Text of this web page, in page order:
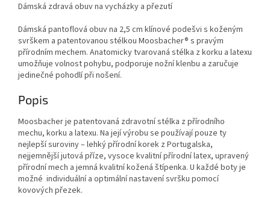
Dámská zdravá obuv na vycházky a přezutí
Dámská pantoflová obuv na 2,5 cm klínové podešvi s koženým
svrškem a patentovanou stélkou Moosbacher® s pravým
přírodním mechem. Anatomicky tvarovaná stélka z korku a latexu
umožňuje volnost pohybu, podporuje nožní klenbu a zaručuje
jedinečné pohodlí při nošení.
Popis
Moosbacher je patentovaná zdravotní stélka z přírodního
mechu, korku a latexu. Na její výrobu se používají pouze ty
nejlepší suroviny – lehký přírodní korek z Portugalska,
nejjemnější jutová příze, vysoce kvalitní přírodní latex, upravený
přírodní mech a jemná kvalitní kožená štípenka. U každé boty je
možné individuální a optimální nastavení svršku pomocí
kovových přezek.